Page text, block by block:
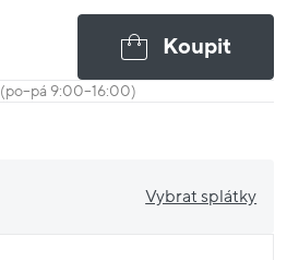
Koupit
(po–pá 9:00–16:00)
Vybrat splátky